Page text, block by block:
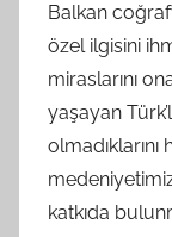
Balkan
özel ilgisini
miraslarını
yaşayan
katkıda